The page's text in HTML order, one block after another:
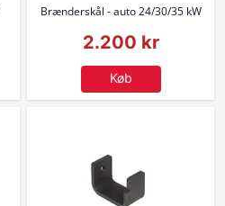
Brænderskål - auto 24/30/35 kW
2.200 kr
Køb